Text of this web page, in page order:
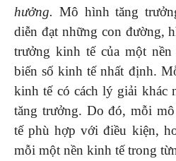
hưởng. Mô hình tăng
diễn đạt những con đường,
trưởng kinh tế của một
biến số kinh tế nhất định.
kinh tế có cách lý giải khác
tăng trưởng. Do đó, mỗi
tế phù hợp với điều kiện,
mỗi một nền kinh tế trong